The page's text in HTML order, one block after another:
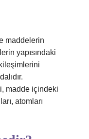
maddelerin
yapısındaki
madde içindeki
atomları